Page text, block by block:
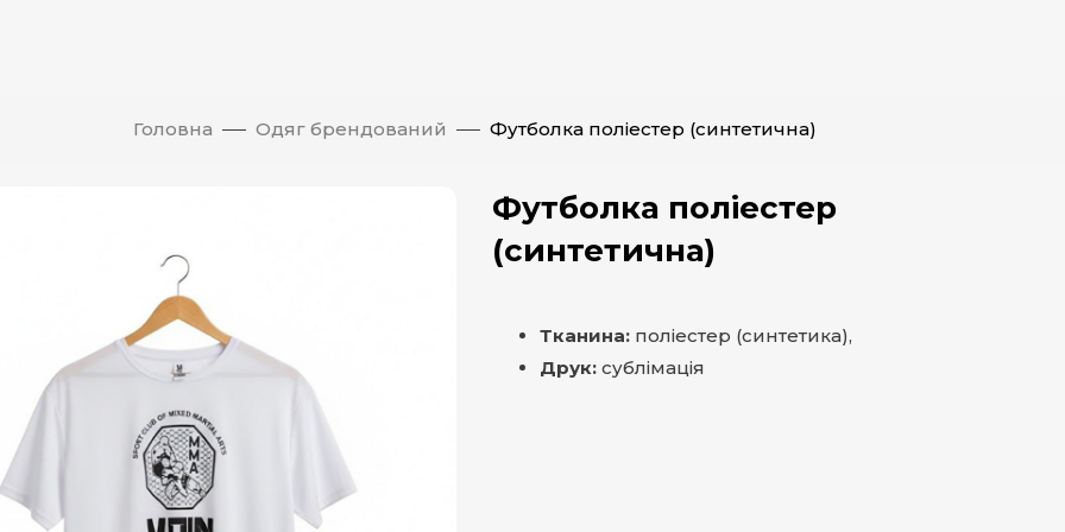
Головна Одяг брендований Футболка поліестер (синтетична)
Футболка поліестер
(синтетична)
Тканина: поліестер (синтетика),
Друк: сублімація